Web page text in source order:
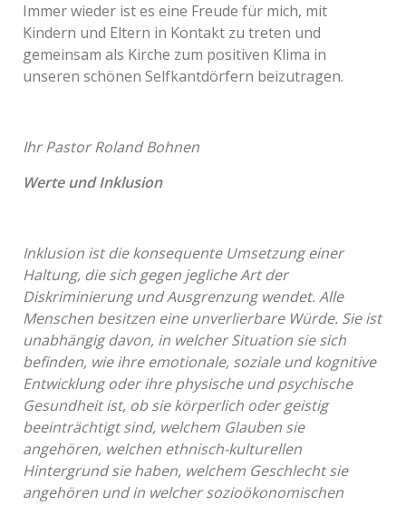
Immer wieder ist es eine Freude für mich, mit
Kindern und Eltern in Kontakt zu treten und
gemeinsam als Kirche zum positiven Klima in
unseren schönen Selfkantdörfern beizutragen.
Ihr Pastor Roland Bohnen
Werte und Inklusion
Inklusion ist die konsequente Umsetzung einer
Haltung, die sich gegen jegliche Art der
Diskriminierung und Ausgrenzung wendet. Alle
Menschen besitzen eine unverlierbare Würde. Sie ist
unabhängig davon, in welcher Situation sie sich
befinden, wie ihre emotionale, soziale und kognitive
Entwicklung oder ihre physische und psychische
Gesundheit ist, ob sie körperlich oder geistig
beeinträchtigt sind, welchem Glauben sie
angehören, welchen ethnisch-kulturellen
Hintergrund sie haben, welchem Geschlecht sie
angehören und in welcher sozioökonomischen